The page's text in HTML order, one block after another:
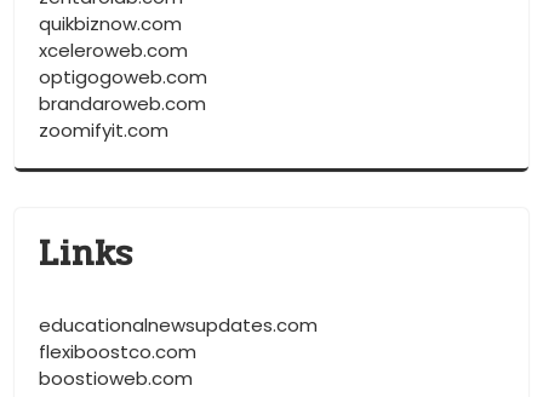
quikbiznow.com
xceleroweb.com
optigogoweb.com
brandaroweb.com
zoomifyit.com
Links
educationalnewsupdates.com
flexiboostco.com
boostioweb.com